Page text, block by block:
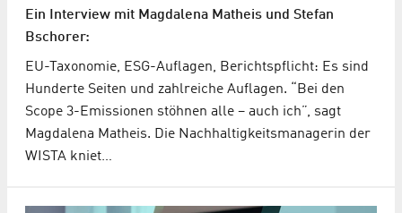
Ein Interview mit Magdalena Matheis und Stefan
Bschorer:
EU-Taxonomie, ESG-Auflagen, Berichtspflicht: Es sind
Hunderte Seiten und zahlreiche Auflagen. “Bei den
Scope 3-Emissionen stöhnen alle – auch ich”, sagt
Magdalena Matheis. Die Nachhaltigkeitsmanagerin der
WISTA kniet…